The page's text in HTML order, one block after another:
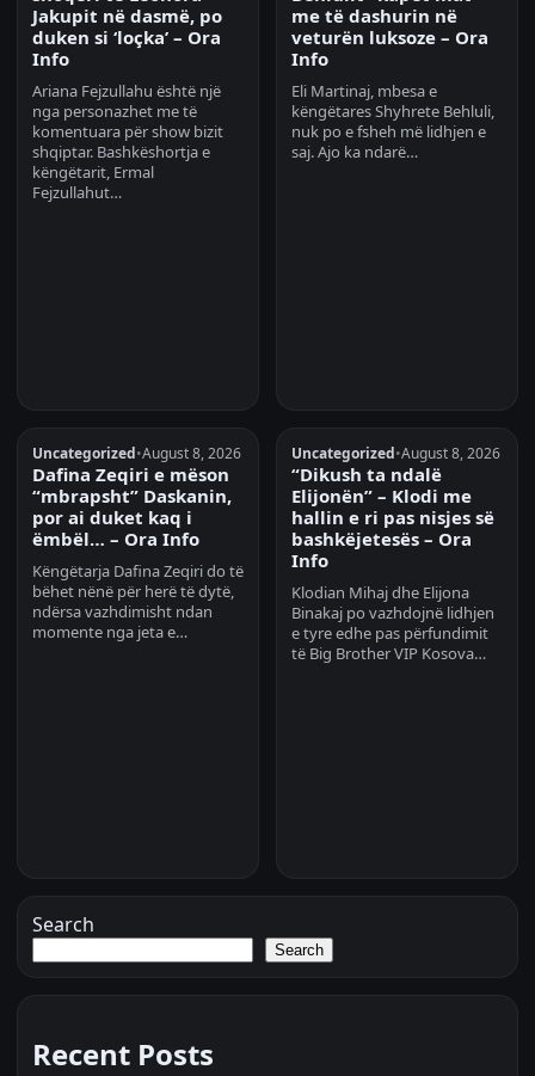
Jakupit në dasmë, po
duken si ‘loçka’ – Ora
Info
Ariana Fejzullahu është një
nga personazhet me të
komentuara për show bizit
shqiptar. Bashkëshortja e
këngëtarit, Ermal
Fejzullahut…
me të dashurin në
veturën luksoze – Ora
Info
Eli Martinaj, mbesa e
këngëtares Shyhrete Behluli,
nuk po e fsheh më lidhjen e
saj. Ajo ka ndarë…
Uncategorized•August 8, 2026
Dafina Zeqiri e mëson
“mbrapsht” Daskanin,
por ai duket kaq i
ëmbël… – Ora Info
Këngëtarja Dafina Zeqiri do të
bëhet nënë për herë të dytë,
ndërsa vazhdimisht ndan
momente nga jeta e…
Uncategorized•August 8, 2026
“Dikush ta ndalë
Elijonën” – Klodi me
hallin e ri pas nisjes së
bashkëjetesës – Ora
Info
Klodian Mihaj dhe Elijona
Binakaj po vazhdojnë lidhjen
e tyre edhe pas përfundimit
të Big Brother VIP Kosova…
Search
Search
Recent Posts